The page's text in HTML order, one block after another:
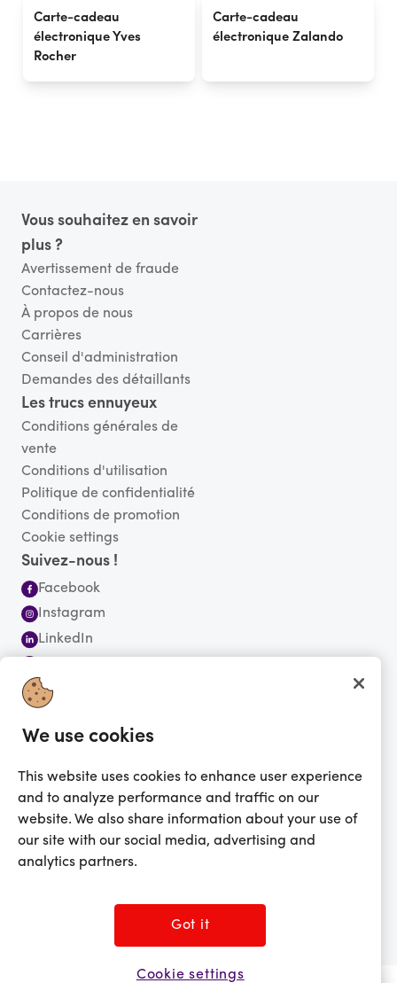
Carte-cadeau
électronique Yves
Rocher
Carte-cadeau
électronique Zalando
Pied de page
Vous souhaitez en savoir
plus ?
Avertissement de fraude
Contactez-nous
À propos de nous
Carrières
Conseil d'administration
Demandes des détaillants
Les trucs ennuyeux
Conditions générales de
vente
Conditions d'utilisation
Politique de confidentialité
Conditions de promotion
Cookie settings
Suivez-nous !
Facebook
Instagram
LinkedIn
YouTube
Abonnez-vous à notre newsletter
Vous faites actuellement vos achats en France MODIFIER
réservés.
We use cookies
This website uses cookies to enhance user experience
and to analyze performance and traffic on our
website. We also share information about your use of
our site with our social media, advertising and
analytics partners.
Got it
Cookie settings